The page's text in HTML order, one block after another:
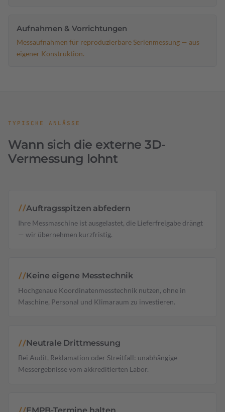
Aufnahmen & Vorrichtungen
Messaufnahmen für reproduzierbare Serienmessung — aus
eigener Konstruktion.
TYPISCHE ANLÄSSE
Wann sich die externe 3D-
Vermessung lohnt
//Auftragsspitzen abfedern
Ihre Messmaschine ist ausgelastet, die Lieferfreigabe drängt
— wir übernehmen kurzfristig.
//Keine eigene Messtechnik
Hochgenaue Koordinatenmesstechnik nutzen, ohne in
Maschine, Personal und Klimaraum zu investieren.
//Neutrale Drittmessung
Bei Audit, Reklamation oder Streitfall: unabhängige
Messergebnisse vom akkreditierten Labor.